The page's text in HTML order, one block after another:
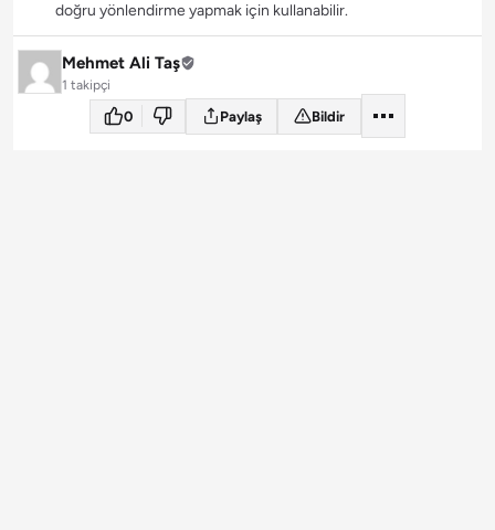
doğru yönlendirme yapmak için kullanabilir.
Mehmet Ali Taş
1 takipçi
0 Paylaş Bildir